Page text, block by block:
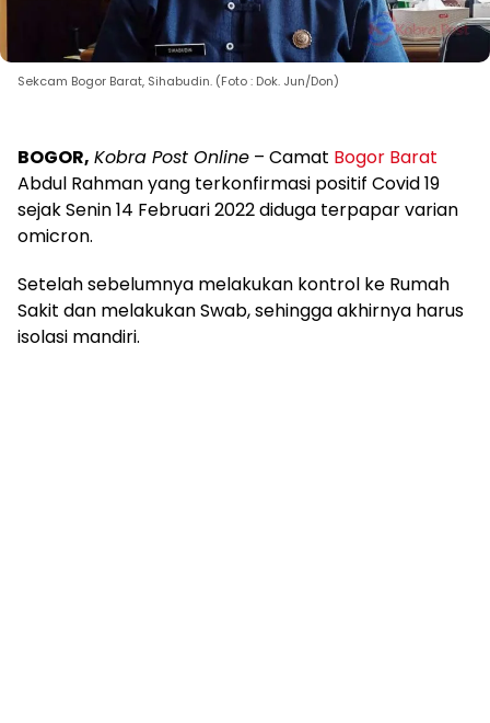
Sekcam Bogor Barat, Sihabudin. (Foto : Dok. Jun/Don)
BOGOR, Kobra Post Online – Camat Bogor Barat
Abdul Rahman yang terkonfirmasi positif Covid 19
sejak Senin 14 Februari 2022 diduga terpapar varian
omicron.
Setelah sebelumnya melakukan kontrol ke Rumah
Sakit dan melakukan Swab, sehingga akhirnya harus
isolasi mandiri.